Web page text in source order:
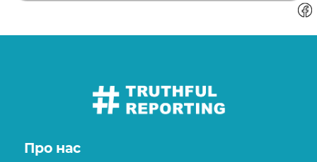
Про нас